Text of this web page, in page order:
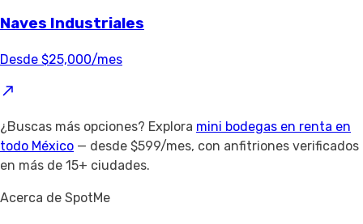
Naves Industriales
Desde $25,000/mes
¿Buscas más opciones? Explora mini bodegas en renta en
todo México — desde $599/mes, con anfitriones verificados
en más de 15+ ciudades.
Acerca de SpotMe